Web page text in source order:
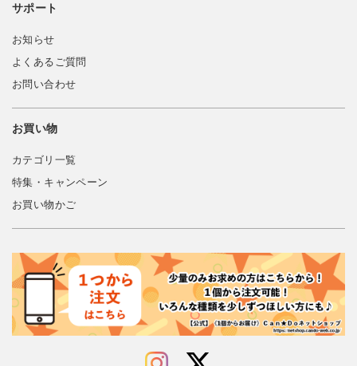
サポート
お知らせ
よくあるご質問
お問い合わせ
お買い物
カテゴリ一覧
特集・キャンペーン
お買い物かご